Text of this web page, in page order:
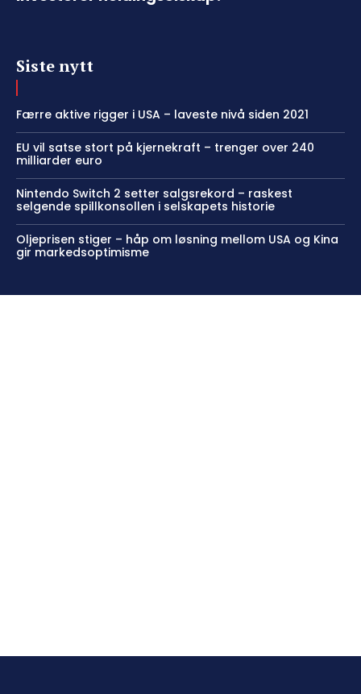
Siste nytt
Færre aktive rigger i USA – laveste nivå siden 2021
EU vil satse stort på kjernekraft – trenger over 240
milliarder euro
Nintendo Switch 2 setter salgsrekord – raskest
selgende spillkonsollen i selskapets historie
Oljeprisen stiger – håp om løsning mellom USA og Kina
gir markedsoptimisme